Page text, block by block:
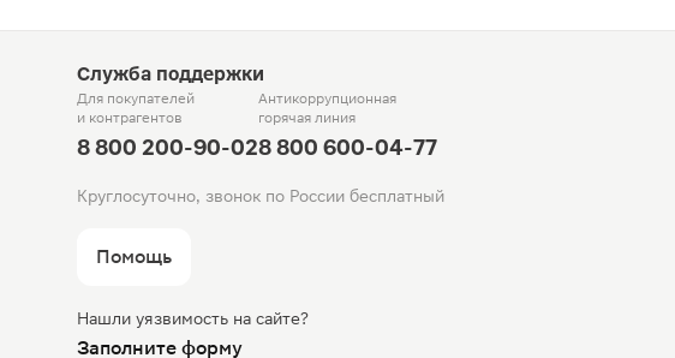
Служба поддержки
Для покупателей
и контрагентов
8 800 200-90-02
Антикоррупционная
горячая линия
8 800 600-04-77
Круглосуточно, звонок по России бесплатный
Помощь
Нашли уязвимость на сайте?
Заполните форму